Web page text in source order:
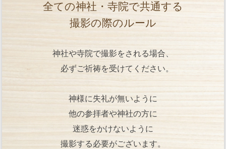
全ての神社・寺院で共通する
撮影の際のルール
神社や寺院で撮影をされる場合、
必ずご祈祷を受けてください。
神様に失礼が無いように
他の参拝者や神社の方に
迷惑をかけないように
撮影する必要がございます。